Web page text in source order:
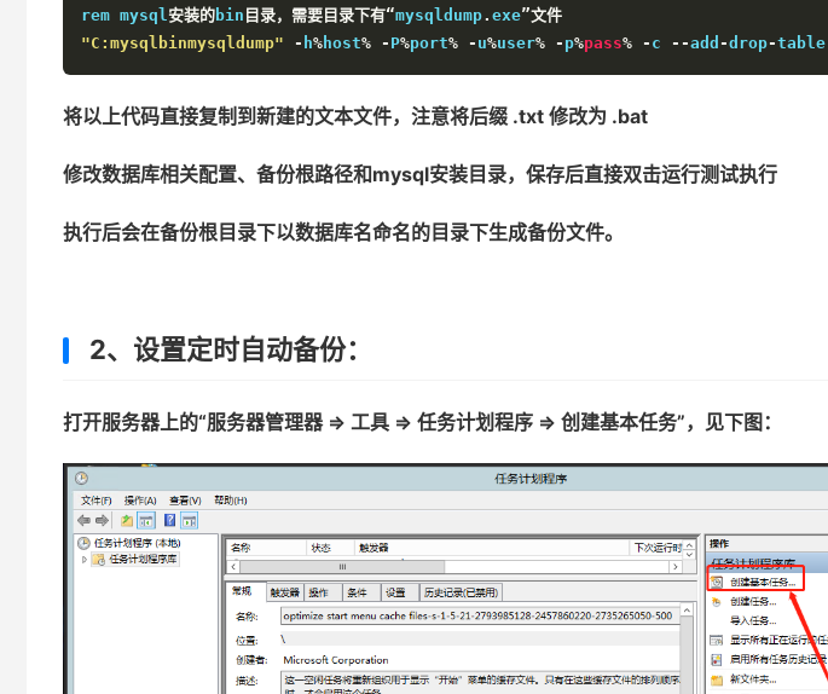
rem mysql安装的bin 目录，需要目录下有“mysqldump. exe”文件
"C:mysqlbinmysqldump"
- h% host% - P%port% - u%user% - p%pass% - c --add -drop-table
将以上代码直接复制到新建的文本文件，注意将后缀 .txt 修改为 .bat
修改数据库相关配置、备份根路径和mysql安装目录，保存后直接双击运行测试执行
执行后会在备份根目录下以数据库名命名的目录下生成备份文件。
2、设置定时自动备份：
打开服务器上的“服务器管理器 => 工具 => 任务计划程序 => 创建基本任务”，见下图：